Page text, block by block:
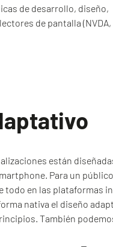
de desarrollo, diseño,
de pantalla (NVDA,
están
Para un
todo en las plataformas
nativa el diseño
También